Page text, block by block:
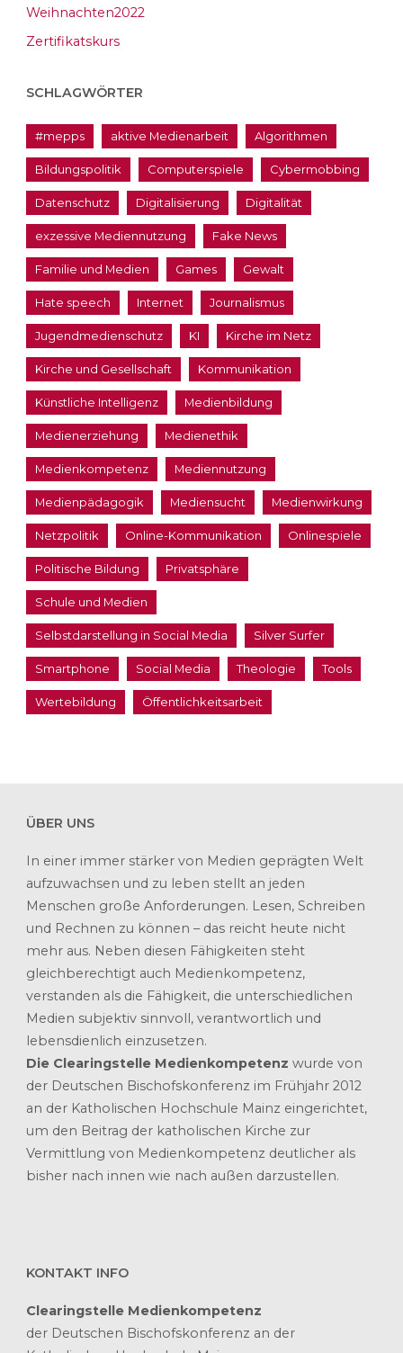
Weihnachten2022
Zertifikatskurs
SCHLAGWÖRTER
#mepps aktive Medienarbeit Algorithmen
Bildungspolitik Computerspiele Cybermobbing
Datenschutz Digitalisierung Digitalität
exzessive Mediennutzung Fake News
Familie und Medien Games Gewalt
Hate speech Internet Journalismus
Jugendmedienschutz KI Kirche im Netz
Kirche und Gesellschaft Kommunikation
Künstliche Intelligenz Medienbildung
Medienerziehung Medienethik
Medienkompetenz Mediennutzung
Medienpädagogik Mediensucht Medienwirkung
Netzpolitik Online-Kommunikation Onlinespiele
Politische Bildung Privatsphäre
Schule und Medien
Selbstdarstellung in Social Media Silver Surfer
Smartphone Social Media Theologie Tools
Wertebildung Öffentlichkeitsarbeit
ÜBER UNS
In einer immer stärker von Medien geprägten Welt
aufzuwachsen und zu leben stellt an jeden
Menschen große Anforderungen. Lesen, Schreiben
und Rechnen zu können – das reicht heute nicht
mehr aus. Neben diesen Fähigkeiten steht
gleichberechtigt auch Medienkompetenz,
verstanden als die Fähigkeit, die unterschiedlichen
Medien subjektiv sinnvoll, verantwortlich und
lebensdienlich einzusetzen.
Die Clearingstelle Medienkompetenz wurde von
der Deutschen Bischofskonferenz im Frühjahr 2012
an der Katholischen Hochschule Mainz eingerichtet,
um den Beitrag der katholischen Kirche zur
Vermittlung von Medienkompetenz deutlicher als
bisher nach innen wie nach außen darzustellen.
KONTAKT INFO
Clearingstelle Medienkompetenz
der Deutschen Bischofskonferenz an der